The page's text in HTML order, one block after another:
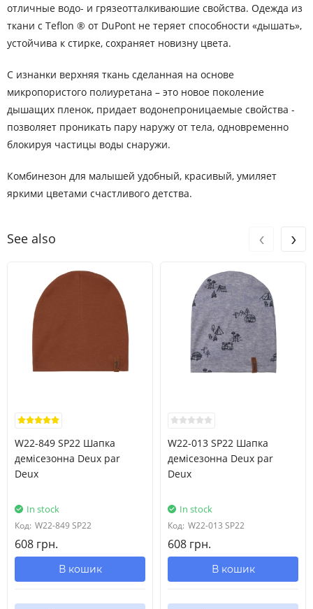
отличные водо- и грязеотталкиваюшие свойства. Одежда из
ткани с Teflon ® от DuPont не теряет способности «дышать»,
устойчива к стирке, сохраняет новизну цвета.
С изнанки верхняя ткань сделанная на основе
микропористого полиуретана – это новое поколение
дышащих пленок, придает водонепроницаемые свойства -
позволяет проникать пару наружу от тела, одновременно
блокируя частицы воды снаружи.
Комбинезон для малышей удобный, красивый, умиляет
яркими цветами счастливого детства.
See also
W22-849 SP22 Шапка
демісезонна Deux par
Deux
In stock
Код: W22-849 SP22
608 грн.
В кошик
W22-013 SP22 Шапка
демісезонна Deux par
Deux
In stock
Код: W22-013 SP22
608 грн.
В кошик
‹ ›